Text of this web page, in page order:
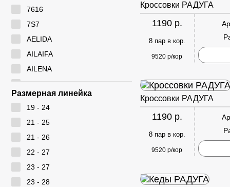
7616
7S7
AELIDA
AILAIFA
AILENA
Ameiyida
AOWEI
Размерная линейка
19 - 24
21 - 25
21 - 26
22 - 27
23 - 27
23 - 28
Кроссовки РАДУГА
1190 р.
8 пар в кор.
9520 р/кор
Кроссовки РАДУГА
1190 р.
8 пар в кор.
9520 р/кор